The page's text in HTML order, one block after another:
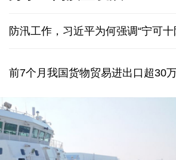
防汛工作，习近平为何强调“宁可十
前7个月我国货物贸易进出口超30